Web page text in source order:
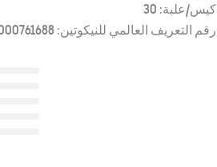
كيس/علبة: 30
رقم التعريف العالمي للنيكوتين: 5744000761688